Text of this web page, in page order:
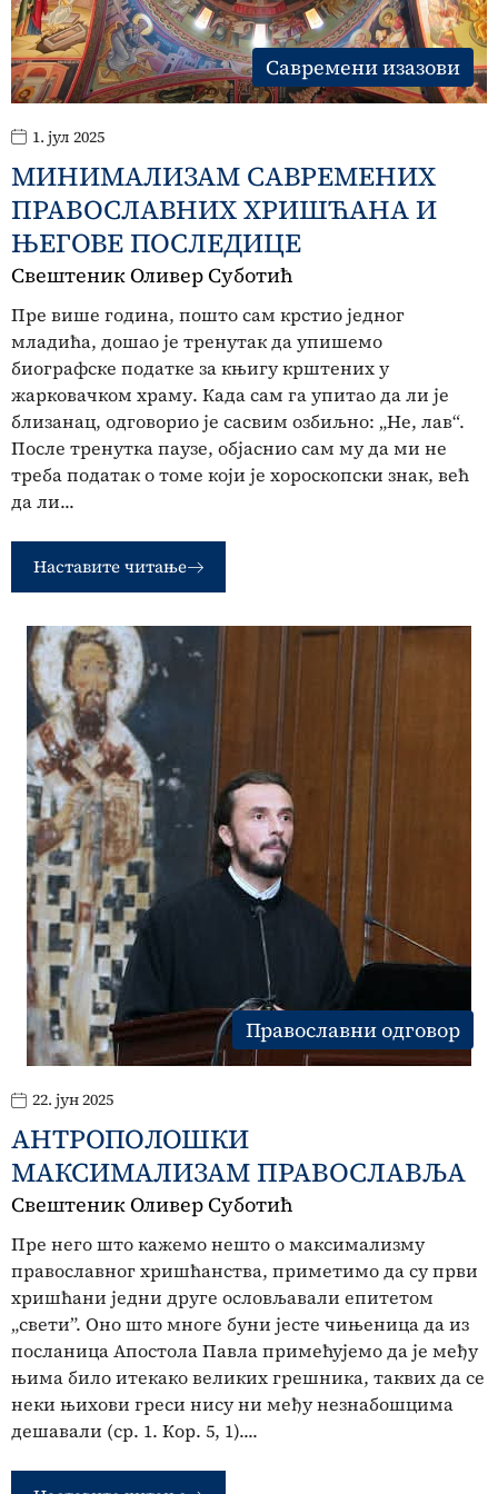
Савремени изазови
1. јул 2025
МИНИМАЛИЗАМ САВРЕМЕНИХ
ПРАВОСЛАВНИХ ХРИШЋАНА И
ЊЕГОВЕ ПОСЛЕДИЦЕ
Свештеник Оливер Суботић
Пре више година, пошто сам крстио једног
младића, дошао је тренутак да упишемо
биографске податке за књигу крштених у
жарковачком храму. Када сам га упитао да ли је
близанац, одговорио је сасвим озбиљно: „Не, лав“.
После тренутка паузе, објаснио сам му да ми не
треба податак о томе који је хороскопски знак, већ
да ли...
Наставите читање
Православни одговор
22. јун 2025
АНТРОПОЛОШКИ
МАКСИМАЛИЗАМ ПРАВОСЛАВЉА
Свештеник Оливер Суботић
Пре него што кажемо нешто о максимализму
православног хришћанства, приметимо да су први
хришћани једни друге ословљавали епитетом
„свети”. Оно што многе буни јесте чињеница да из
посланица Апостола Павла примећујемо да је међу
њима било итекако великих грешника, таквих да се
неки њихови греси нису ни међу незнабошцима
дешавали (ср. 1. Кop. 5, 1)....